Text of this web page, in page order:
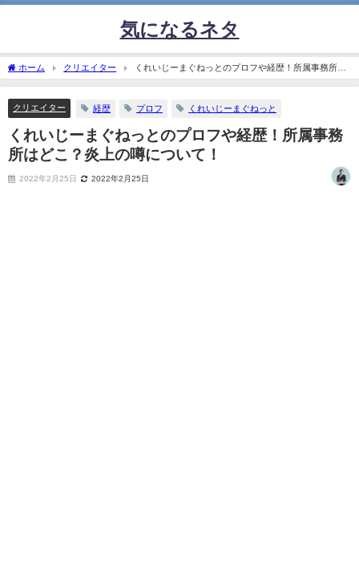
気になるネタ
ホーム クリエイター
くれいじーまぐねっとのプロフや経歴！所属事務所は
どこ？炎上の噂について！
クリエイター 経歴 プロフ くれいじーまぐねっと
くれいじーまぐねっとのプロフや経歴！所属事務
所はどこ？炎上の噂について！
2022年2月25日 2022年2月25日